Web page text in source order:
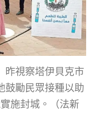
昨視察塔伊貝克市
鼓勵民眾接種以助
施封城。（法新